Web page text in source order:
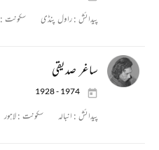
پیدائش :راول پنڈی سکونت :
ساغر صدیقی
1928 - 1974
پیدائش : انبالہ سکونت :لاہور